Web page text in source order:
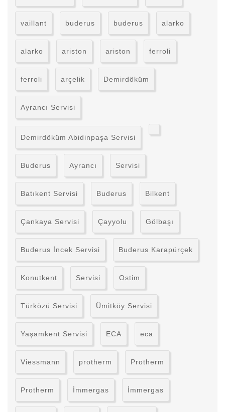
vaillant buderus buderus alarko
alarko ariston ariston ferroli
ferroli arçelik Demirdöküm
Ayrancı Servisi
Demirdöküm Abidinpaşa Servisi
Buderus Ayrancı Servisi
Batıkent Servisi Buderus Bilkent
Çankaya Servisi Çayyolu Gölbaşı
Buderus İncek Servisi Buderus Karapürçek
Konutkent Servisi Ostim
Türközü Servisi Ümitköy Servisi
Yaşamkent Servisi ECA eca
Viessmann protherm Protherm
Protherm İmmergas İmmergas